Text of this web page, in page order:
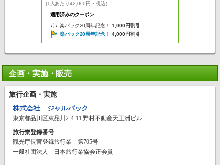
(1人あたり42,000円・税込)
適用済みのクーポン
楽パック20周年記念！
1,000円割引
楽パック20周年記念！
4,000円割引
企画・実施・販売
旅行企画・実施
株式会社 ジャルパック
東京都品川区東品川2-4-11 野村不動産天王洲ビル
旅行業登録番号
観光庁長官登録旅行業 第705号
一般社団法人 日本旅行業協会正会員